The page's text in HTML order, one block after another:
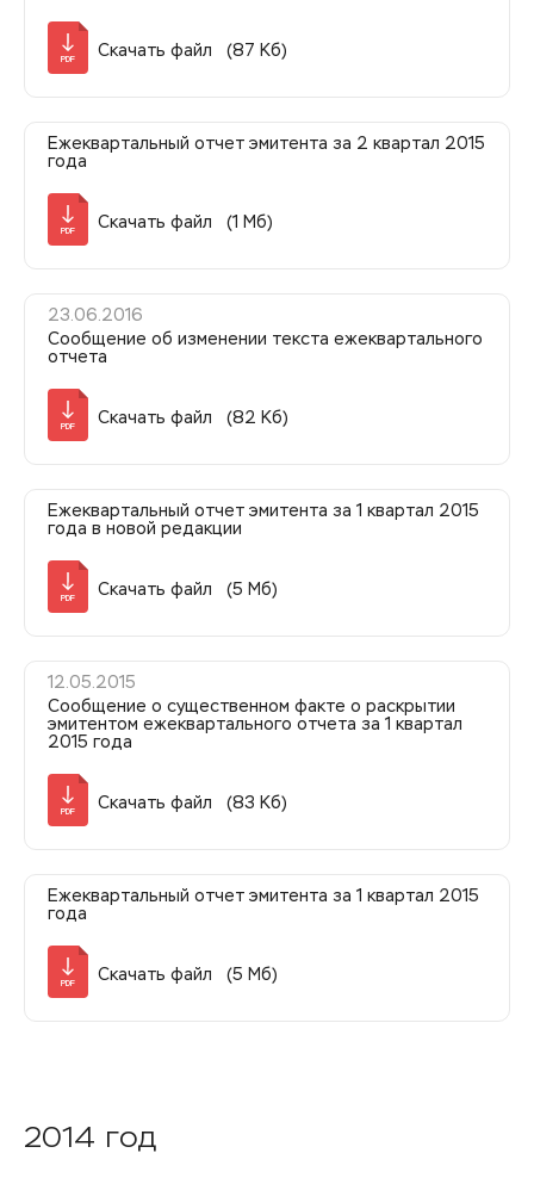
PDF
Скачать файл (87 Кб)
Ежеквартальный отчет эмитента за 2 квартал 2015
года
PDF
Скачать файл (1 Мб)
23.06.2016
Сообщение об изменении текста ежеквартального
отчета
PDF
Скачать файл (82 Кб)
Ежеквартальный отчет эмитента за 1 квартал 2015
года в новой редакции
PDF
Скачать файл (5 Мб)
12.05.2015
Сообщение о существенном факте о раскрытии
эмитентом ежеквартального отчета за 1 квартал
2015 года
PDF
Скачать файл (83 Кб)
Ежеквартальный отчет эмитента за 1 квартал 2015
года
PDF
Скачать файл (5 Мб)
2014 год